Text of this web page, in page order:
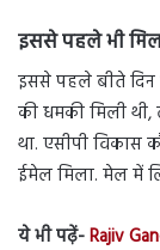
इससे पहले भी
इससे पहले बीते दिन
की धमकी मिली थी,
था. एसीपी विकास
ईमेल मिला. मेल में
ये भी पढ़ें-Rajiv